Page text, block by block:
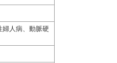
人病、動脈硬